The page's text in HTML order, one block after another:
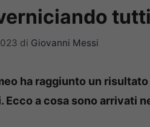
tutti
di Giovanni Messi
ha raggiunto un
Ecco a cosa sono arrivati